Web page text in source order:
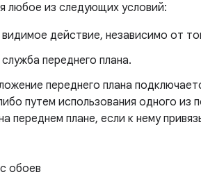
любое из следующих условий:
видимое действие, независимо от
переднего плана.
переднего плана
путем использования одного
переднем плане, если к нему
обоев